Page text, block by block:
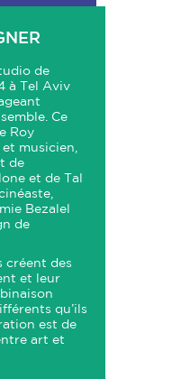
de
à Tel Aviv
Ce
Roy
musicien,
de
et de Tal
Bezalel
de
créent des
et leur
qu’ils
est de
art et